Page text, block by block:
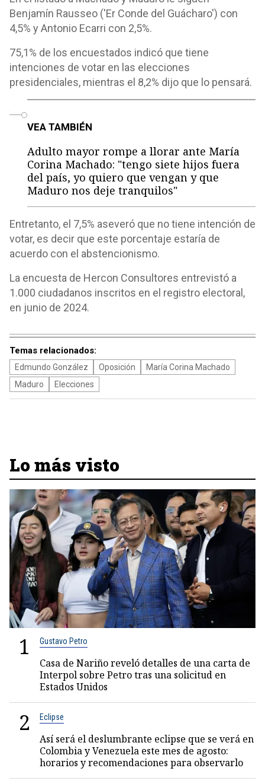
Benjamín Rausseo ('Er Conde del Guácharo') con
4,5% y Antonio Ecarri con 2,5%.
75,1% de los encuestados indicó que tiene
intenciones de votar en las elecciones
presidenciales, mientras el 8,2% dijo que lo pensará.
VEA TAMBIÉN
Adulto mayor rompe a llorar ante María
Corina Machado: "tengo siete hijos fuera
del país, yo quiero que vengan y que
Maduro nos deje tranquilos"
Entretanto, el 7,5% aseveró que no tiene intención de
votar, es decir que este porcentaje estaría de
acuerdo con el abstencionismo.
La encuesta de Hercon Consultores entrevistó a
1.000 ciudadanos inscritos en el registro electoral,
en junio de 2024.
Temas relacionados:
Edmundo González Oposición
María Corina Machado
Maduro
Elecciones
Lo más visto
1 Gustavo Petro
Casa de Nariño reveló detalles de una carta de
Interpol sobre Petro tras una solicitud en
Estados Unidos
2 Eclipse
Así será el deslumbrante eclipse que se verá en
Colombia y Venezuela este mes de agosto:
horarios y recomendaciones para observarlo